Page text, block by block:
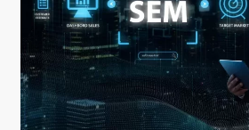
Agar
Bisnis
Makin
Dilirik